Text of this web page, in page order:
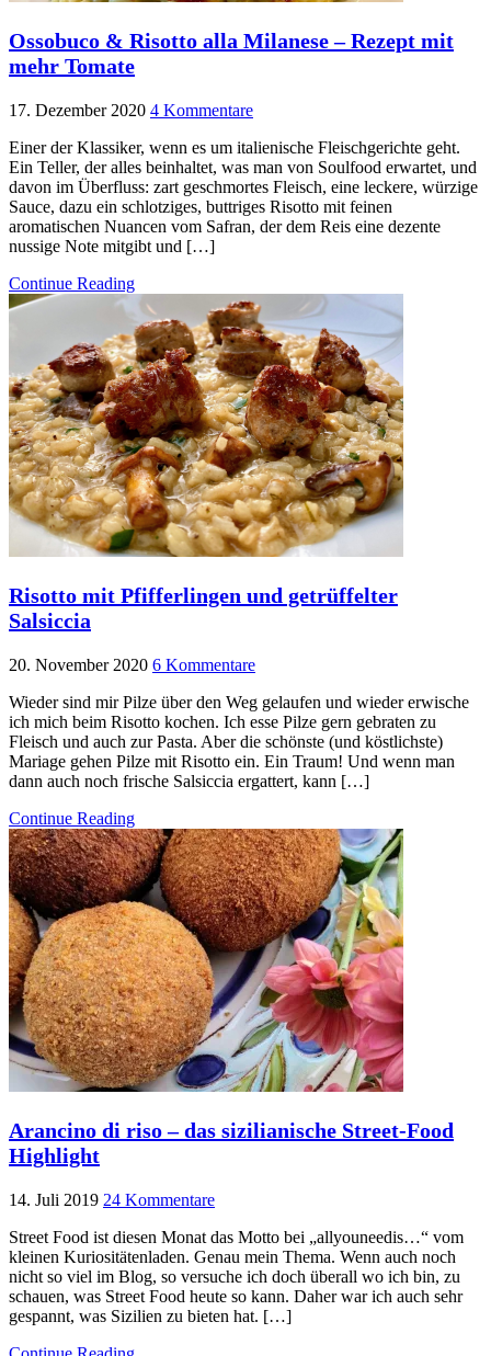
Ossobuco & Risotto alla Milanese – Rezept mit
mehr Tomate
17. Dezember 2020 4 Kommentare
Einer der Klassiker, wenn es um italienische Fleischgerichte geht.
Ein Teller, der alles beinhaltet, was man von Soulfood erwartet, und
davon im Überfluss: zart geschmortes Fleisch, eine leckere, würzige
Sauce, dazu ein schlotziges, buttriges Risotto mit feinen
aromatischen Nuancen vom Safran, der dem Reis eine dezente
nussige Note mitgibt und […]
Continue Reading
Risotto mit Pfifferlingen und getrüffelter
Salsiccia
20. November 2020 6 Kommentare
Wieder sind mir Pilze über den Weg gelaufen und wieder erwische
ich mich beim Risotto kochen. Ich esse Pilze gern gebraten zu
Fleisch und auch zur Pasta. Aber die schönste (und köstlichste)
Mariage gehen Pilze mit Risotto ein. Ein Traum! Und wenn man
dann auch noch frische Salsiccia ergattert, kann […]
Continue Reading
Arancino di riso – das sizilianische Street-Food
Highlight
14. Juli 2019 24 Kommentare
Street Food ist diesen Monat das Motto bei „allyouneedis…“ vom
kleinen Kuriositätenladen. Genau mein Thema. Wenn auch noch
nicht so viel im Blog, so versuche ich doch überall wo ich bin, zu
schauen, was Street Food heute so kann. Daher war ich auch sehr
gespannt, was Sizilien zu bieten hat. […]